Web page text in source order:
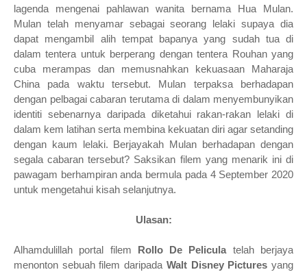
lagenda mengenai pahlawan wanita bernama Hua Mulan.
Mulan telah menyamar sebagai seorang lelaki supaya dia
dapat mengambil alih tempat bapanya yang sudah tua di
dalam tentera untuk berperang dengan tentera Rouhan yang
cuba merampas dan memusnahkan kekuasaan Maharaja
China pada waktu tersebut. Mulan terpaksa berhadapan
dengan pelbagai cabaran terutama di dalam menyembunyikan
identiti sebenarnya daripada diketahui rakan-rakan lelaki di
dalam kem latihan serta membina kekuatan diri agar setanding
dengan kaum lelaki. Berjayakah Mulan berhadapan dengan
segala cabaran tersebut? Saksikan filem yang menarik ini di
pawagam berhampiran anda bermula pada 4 September 2020
untuk mengetahui kisah selanjutnya.
Ulasan:
Alhamdulillah portal filem Rollo De Pelicula telah berjaya
menonton sebuah filem daripada Walt Disney Pictures yang